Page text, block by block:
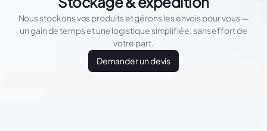
Nous stockons vos produits et gérons les envois pour vous —
un gain de temps et une logistique simplifiée, sans effort de
votre part.
Demander un devis